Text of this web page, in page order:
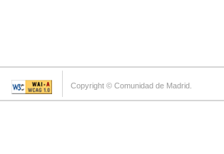
Copyright © Comunidad de Madrid.